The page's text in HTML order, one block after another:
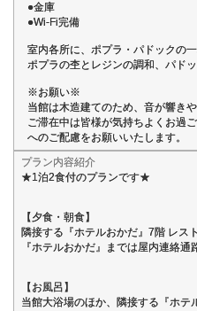
●金庫
●Wi-Fi完備
室内各所に、ポプラ・パドックの
ポプラの杢とレジンの調和、パド
※お願い※
当館は木造建てのため、音が響き
ご滞在中は皆様が気持ちよくお過
へのご配慮をお願いいたします。
プラン内容紹介
★1泊2食付のプランです★
【夕食・朝食】
隣接する『ホテルおかだ』7階 レス
『ホテルおかだ』までは屋内連絡通
【お風呂】
当館大浴場のほか、隣接する『ホ